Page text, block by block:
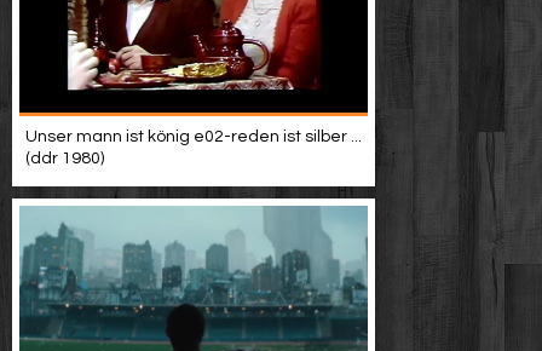
Unser mann ist könig e02-reden ist silber ...
(ddr 1980)